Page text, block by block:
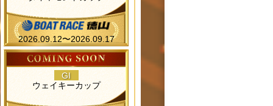
2026.09.12〜2026.09.17
GI
ウェイキーカップ